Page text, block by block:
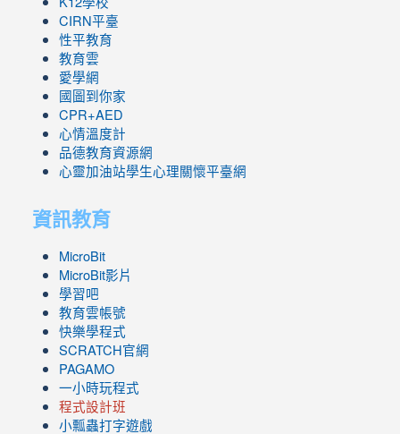
CIRN平臺
性平教育
教育雲
愛學網
國圖到你家
CPR+AED
心情溫度計
品德教育資源網
心靈加油站學生心理關懷平臺網
資訊教育
MicroBit
MicroBit影片
學習吧
教育雲帳號
快樂學程式
SCRATCH官網
PAGAMO
一小時玩程式
程式設計班
小瓢蟲打字遊戲